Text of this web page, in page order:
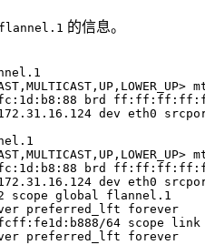
flannel.1 的信息。
brd
dev eth0
brd
dev eth0
scope global flannel.1
preferred_lft forever
64 scope
preferred_lft forever